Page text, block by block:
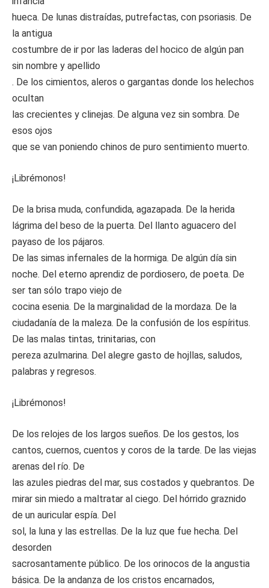
hueca. De lunas distraídas, putrefactas, con psoriasis. De
la antigua
costumbre de ir por las laderas del hocico de algún pan
sin nombre y apellido
. De los cimientos, aleros o gargantas donde los helechos
ocultan
las crecientes y clinejas. De alguna vez sin sombra. De
esos ojos
que se van poniendo chinos de puro sentimiento muerto.
¡Librémonos!
De la brisa muda, confundida, agazapada. De la herida
lágrima del beso de la puerta. Del llanto aguacero del
payaso de los pájaros.
De las simas infernales de la hormiga. De algún día sin
noche. Del eterno aprendiz de pordiosero, de poeta. De
ser tan sólo trapo viejo de
cocina esenia. De la marginalidad de la mordaza. De la
ciudadanía de la maleza. De la confusión de los espíritus.
De las malas tintas, trinitarias, con
pereza azulmarina. Del alegre gasto de hojllas, saludos,
palabras y regresos.
¡Librémonos!
De los relojes de los largos sueños. De los gestos, los
cantos, cuernos, cuentos y coros de la tarde. De las viejas
arenas del río. De
las azules piedras del mar, sus costados y quebrantos. De
mirar sin miedo a maltratar al ciego. Del hórrido graznido
de un auricular espía. Del
sol, la luna y las estrellas. De la luz que fue hecha. Del
desorden
sacrosantamente público. De los orinocos de la angustia
básica. De la andanza de los cristos encarnados,